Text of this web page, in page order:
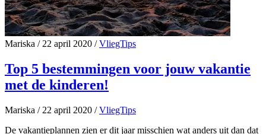
Mariska /22 april 2020 / VliegTips
Top 5 bestemmingen voor jouw vakantie
met de kinderen!
Mariska /22 april 2020 / VliegTips
De vakantieplannen zien er dit jaar misschien wat anders uit dan dat